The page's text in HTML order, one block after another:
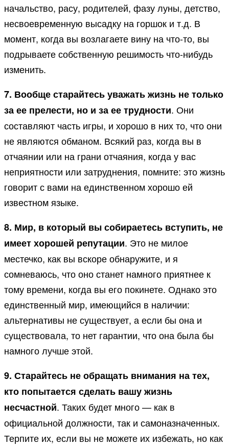
начальство, расу, родителей, фазу луны, детство,
несвоевременную высадку на горшок и т.д. В
момент, когда вы возлагаете вину на что-то, вы
подрываете собственную решимость что-нибудь
изменить.
7. Вообще старайтесь уважать жизнь не только
за ее прелести, но и за ее трудности. Они
составляют часть игры, и хорошо в них то, что они
не являются обманом. Всякий раз, когда вы в
отчаянии или на грани отчаяния, когда у вас
неприятности или затруднения, помните: это жизнь
говорит с вами на единственном хорошо ей
известном языке.
8. Мир, в который вы собираетесь вступить, не
имеет хорошей репутации. Это не милое
местечко, как вы вскоре обнаружите, и я
сомневаюсь, что оно станет намного приятнее к
тому времени, когда вы его покинете. Однако это
единственный мир, имеющийся в наличии:
альтернативы не существует, а если бы она и
существовала, то нет гарантии, что она была бы
намного лучше этой.
9. Старайтесь не обращать внимания на тех,
кто попытается сделать вашу жизнь
несчастной. Таких будет много — как в
официальной должности, так и самоназначенных.
Терпите их, если вы не можете их избежать, но как